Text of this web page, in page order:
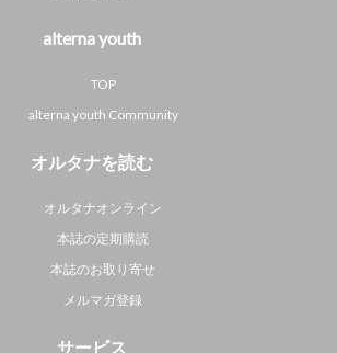
alterna youth
TOP
alterna youth Community
オルタナを読む
オルタナオンライン
本誌の定期購読
本誌のお取り寄せ
メルマガ登録
サービス